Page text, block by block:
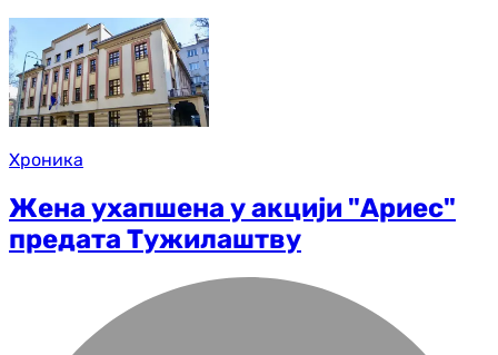
Хроника
Жена ухапшена у акцији "Ариес"
предата Тужилаштву